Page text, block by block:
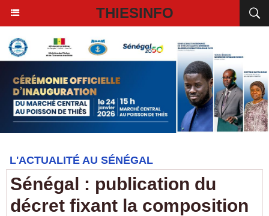
THIESINFO
L'ACTUALITÉ AU SÉNÉGAL
Sénégal : publication du
décret fixant la composition